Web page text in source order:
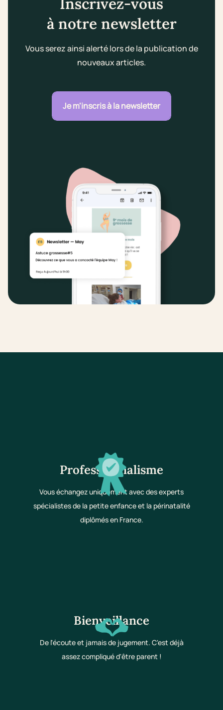
à notre newsletter
Vous serez ainsi alerté lors de la publication de
nouveaux articles.
Je m'inscris à la newsletter
Professionnalisme
Vous échangez uniquement avec des experts
spécialistes de la petite enfance et la périnatalité
diplômés en France.
Bienveillance
De l'écoute et jamais de jugement. C'est déjà
assez compliqué d'être parent !